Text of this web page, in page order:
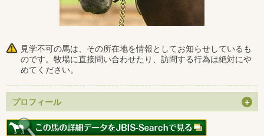
見学不可の馬は、その所在地を情報としてお知らせしているも
のです。牧場に直接問い合わせたり、訪問する行為は絶対にや
めてください。
プロフィール